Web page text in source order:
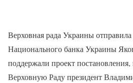
Верховная рада Украины отправила
Национального банка Украины
поддержали проект постановления,
Верховную Раду президент